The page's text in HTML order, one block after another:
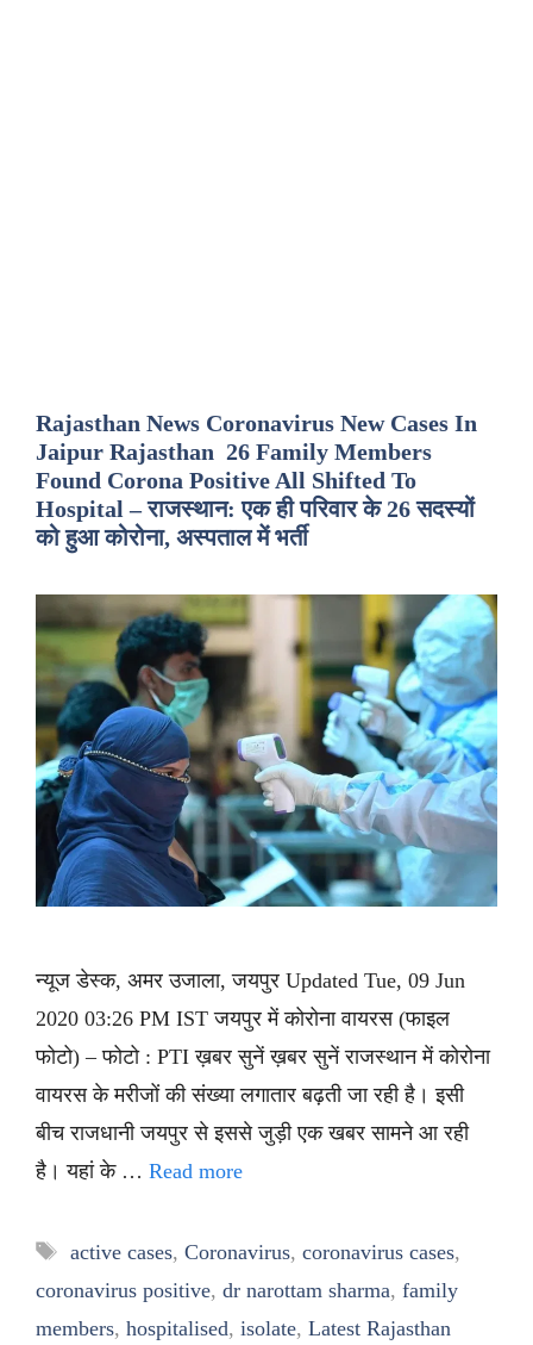
Rajasthan News Coronavirus New Cases In
Jaipur Rajasthan 26 Family Members
Found Corona Positive All Shifted To
Hospital – राजस्थान: एक ही परिवार के 26 सदस्यों
को हुआ कोरोना, अस्पताल में भर्ती
न्यूज डेस्क, अमर उजाला, जयपुर Updated Tue, 09 Jun
2020 03:26 PM IST जयपुर में कोरोना वायरस (फाइल
फोटो) – फोटो : PTI ख़बर सुनें ख़बर सुनें राजस्थान में कोरोना
वायरस के मरीजों की संख्या लगातार बढ़ती जा रही है। इसी
बीच राजधानी जयपुर से इससे जुड़ी एक खबर सामने आ रही
है। यहां के … Read more
Tags
active cases, Coronavirus, coronavirus cases,
coronavirus positive, dr narottam sharma, family
members, hospitalised, isolate, Latest Rajasthan